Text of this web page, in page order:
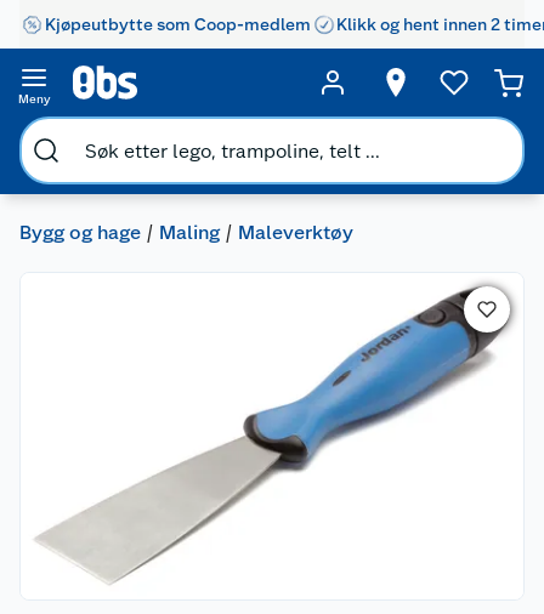
Kjøpeutbytte som Coop-medlem Klikk og hent innen 2
Meny
Bygg og hage Maling Maleverktøy